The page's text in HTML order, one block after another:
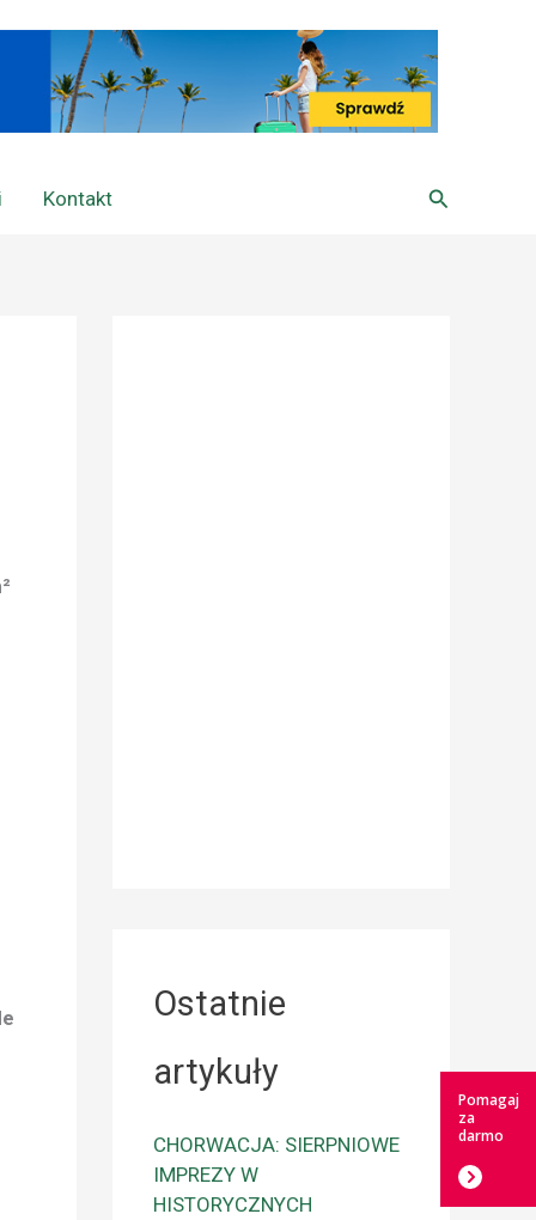
Kontakt Szukaj
Ostatnie
artykuły
CHORWACJA: SIERPNIOWE
IMPREZY W
HISTORYCZNYCH
Pomagaj
za
darmo